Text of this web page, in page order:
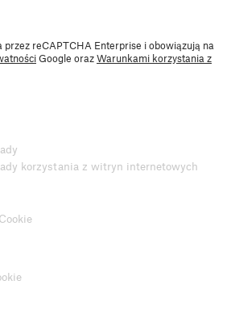
przez reCAPTCHA Enterprise i obowiązują na
Google orazWarunkami korzystania z
korzystania z witryn internetowych